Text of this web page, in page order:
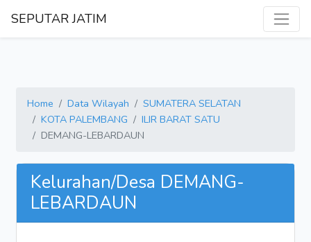
SEPUTAR JATIM
Home Data Wilayah
SUMATERA SELATAN
KOTA PALEMBANG
ILIR BARAT SATU
DEMANG-LEBARDAUN
Kelurahan/Desa DEMANG-
LEBARDAUN